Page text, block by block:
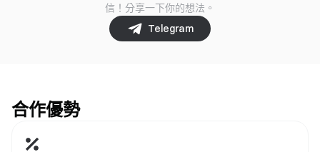
信！分享一下你的想法。
Telegram
合作優勢